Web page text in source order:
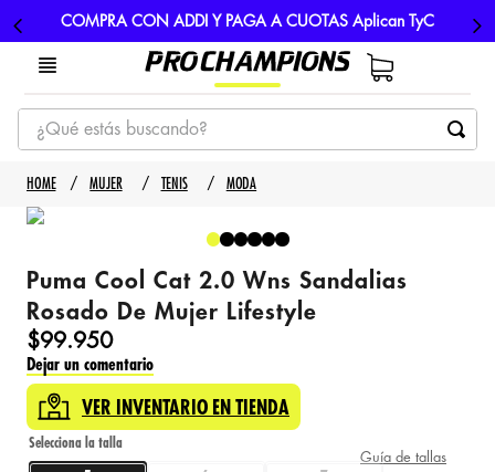
COMPRA CON ADDI Y PAGA A CUOTAS Aplican TyC
¿Qué estás buscando?
TÉRMINOS MÁS BUSCADOS
1
3. nike
4. guayos
5. gorras
MUJER TENIS MODA
Puma Cool Cat 2.0 Wns Sandalias
Rosado De Mujer Lifestyle
$99.950
Dejar un comentario
VER INVENTARIO EN TIENDA
Guía de tallas